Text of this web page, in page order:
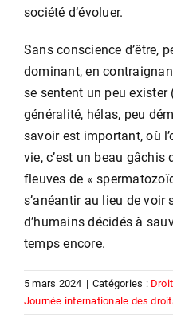
société d’évoluer.
Sans conscience d’être,
dominant, en
se sentent un peu
généralité, hélas, peu
savoir est important, où
vie, c’est un beau gâchis
fleuves de «
s’anéantir au lieu de voir
d’humains décidés à
temps encore.
5 mars 2024 | Catégories :
Journée internationale des